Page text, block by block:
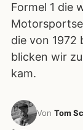
Formel 1 die
die von 1972
blicken wir
kam.
Von Tom